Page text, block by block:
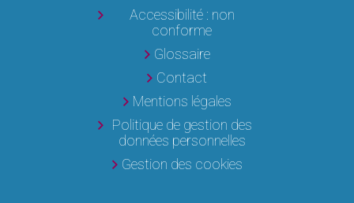
Accessibilité : non
conforme
Glossaire
Contact
Mentions légales
Politique de gestion des
données personnelles
Gestion des cookies